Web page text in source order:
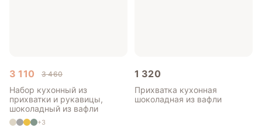
3 110 3 460
Набор кухонный из
прихватки и рукавицы,
шоколадный из вафли
+3
1 320
Прихватка кухонная
шоколадная из вафли